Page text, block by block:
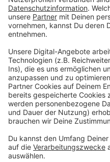
linear verläuft, sondern
"Manchmal kommen wir
aber wir wachsen daran."
Anzeige
Aus dem neuen
Heinzmann: Die
Anzeige